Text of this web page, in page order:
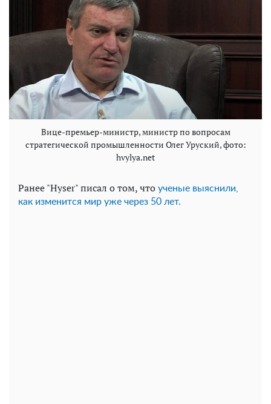
Вице-премьер-министр, министр по вопросам
стратегической промышленности Олег Уруский, фото:
hvylya.net
Ранее "Hyser" писал о том, что ученые выяснили,
как изменится мир уже через 50 лет.